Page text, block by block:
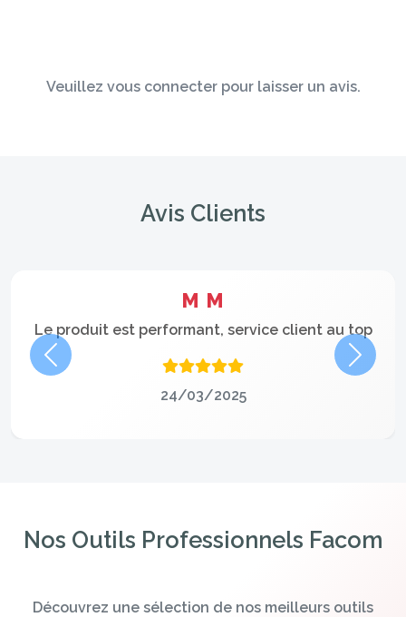
Veuillez vous connecter pour laisser un avis.
Avis Clients
M M
Le produit est performant, service client au top
24/03/2025
Précédent
Nos Outils Professionnels Facom
Découvrez une sélection de nos meilleurs outils